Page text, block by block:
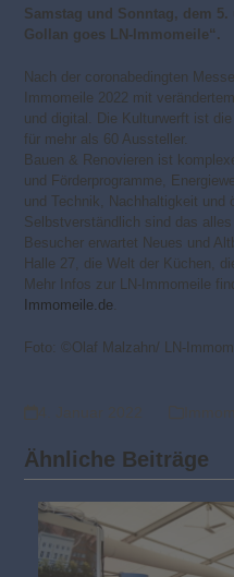
Samstag und Sonntag, dem
Gollan goes LN-Immomeile“.
Nach der coronabedingten
Immomeile 2022 mit
und digital. Die Kulturwerft ist
für mehr als 60 Aussteller.
Bauen & Renovieren ist
und Förderprogramme,
und Technik, Nachhaltigkeit und
Selbstverständlich sind das
Besucher erwartet Neues und
Halle 27, die Welt der Küchen,
Mehr Infos zur LN-Immomeile
Immomeile.de.
Foto: ©Olaf Malzahn/ LN-
Ähnliche Beiträge